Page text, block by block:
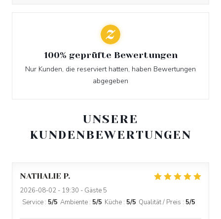
UNSERE
KUNDENBEWERTUNGEN
NATHALIE P
2026-08-02 - 19:30 - Gäste 5
Service : 5/5 Ambiente : 5/5 Küche : 5/5 Qualität / Preis : 5/5
100% geprüfte Bewertungen
Nur Kunden, die reserviert hatten, haben Bewertungen
abgegeben